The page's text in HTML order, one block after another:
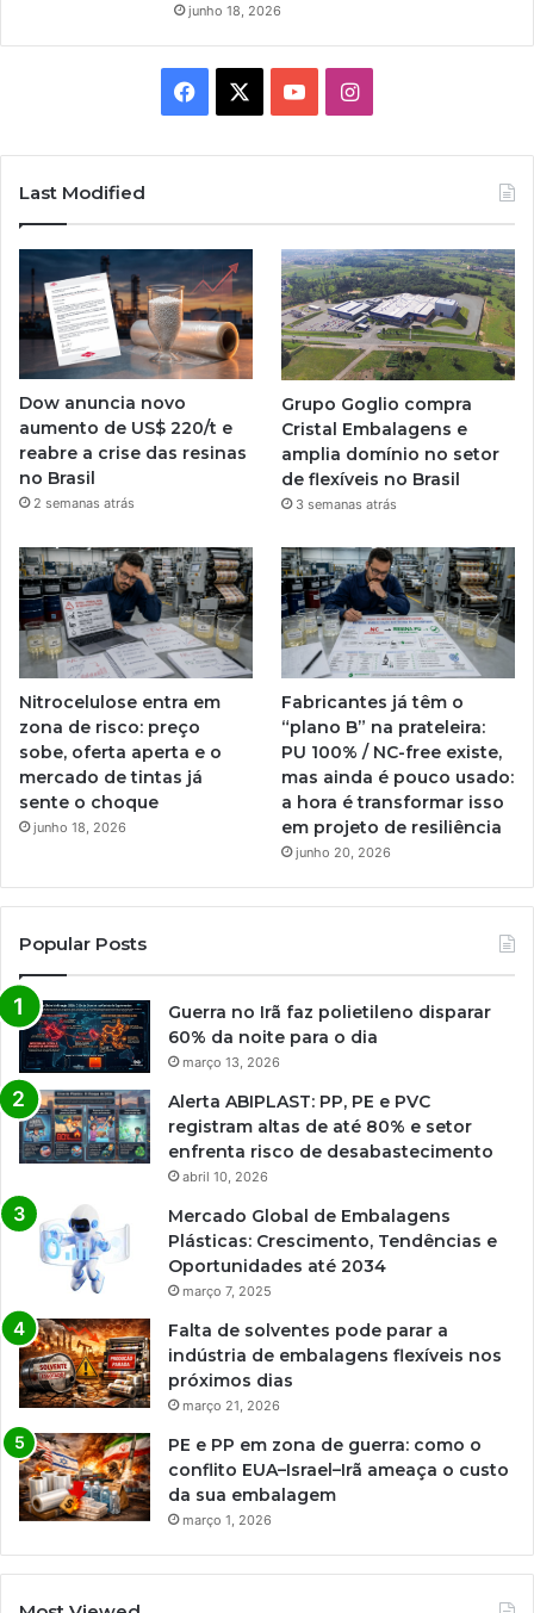
junho 18, 2026
Facebook YouTubeInstagram
Last Modified
Dow anuncia novo
aumento de US$ 220/t e
reabre a crise das resinas
no Brasil
2 semanas atrás
Grupo Goglio compra
Cristal Embalagens e
amplia domínio no setor
de flexíveis no Brasil
3 semanas atrás
Nitrocelulose entra em
zona de risco: preço
sobe, oferta aperta e o
mercado de tintas já
sente o choque
junho 18, 2026
Fabricantes já têm o
“plano B” na prateleira:
PU 100% / NC-free existe,
mas ainda é pouco usado:
a hora é transformar isso
em projeto de resiliência
junho 20, 2026
Popular Posts
Guerra no Irã faz polietileno disparar
60% da noite para o dia
março 13, 2026
Alerta ABIPLAST: PP, PE e PVC
registram altas de até 80% e setor
enfrenta risco de desabastecimento
abril 10, 2026
Mercado Global de Embalagens
Plásticas: Crescimento, Tendências e
Oportunidades até 2034
março 7, 2025
Falta de solventes pode parar a
indústria de embalagens flexíveis nos
próximos dias
março 21, 2026
PE e PP em zona de guerra: como o
conflito EUA–Israel–Irã ameaça o custo
da sua embalagem
março 1, 2026